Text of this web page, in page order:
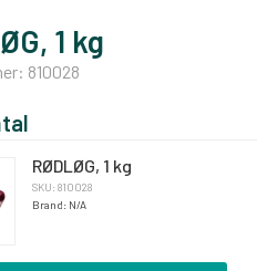
1 kg
810028
RØDLØG, 1 kg
SKU: 810028
Brand: N/A